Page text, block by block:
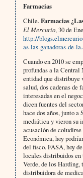
Farmacias
Chile.Farmacias
El Mercurio, 30 de
http://
as-las-ganadoras-de-
Cuando en 2010 se
profundas a la
entidad que distribuye
salud, dos cadenas de
interesadas en el
dicen fuentes del
hace dos años, junto a
mediática y vieron su
acusación de
Económica, hoy
del fisco. FASA, hoy
locales distribuidos en
Verde, de los Harding,
distribuidora de